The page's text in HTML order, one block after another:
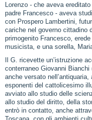
Lorenzo ‑ che aveva
padre Francesco ‑ aveva
con Prospero Lambertini,
cariche nel governo cittadino
primogenito Francesco,
musicista, e una sorella,
Il G. ricevette un’istruzione
conterraneo Giovanni
anche versato
esponenti del cattolicesimo
avviato allo studio delle
allo studio del diritto, della
entrò in contatto, anche